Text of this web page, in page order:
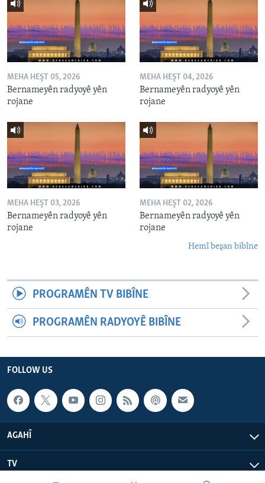
MEHA HEŞT 05, 2026
Bernameyên radyoyê yên
rojane
MEHA HEŞT 04, 2026
Bernameyên radyoyê yên
rojane
MEHA HEŞT 03, 2026
Bernameyên radyoyê yên
rojane
MEHA HEŞT 02, 2026
Bernameyên radyoyê yên
rojane
Hemî beşan bibîne
PROGRAMÊN TV BIBÎNE
PROGRAMÊN RADYOYÊ BIBÎNE
FOLLOW US
AGAHÎ
TV